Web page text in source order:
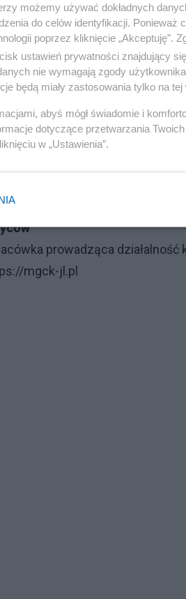
o powojennej historii
zwiedzenia stadionu
https://
rodzinnego na wybrany
zarządzane przez
prowadząca działalność
mgck-jl.pl
możemy używać dokładnych
do celów identyfikacji. Ponieważ
poprzez kliknięcie „Akceptuję”.
ustawień prywatności znajdujący
nie wymagają zgody
będą miały zastosowania tylko na tej
abyś mógł świadomie i
dotyczące przetwarzania
w „Ustawienia”.